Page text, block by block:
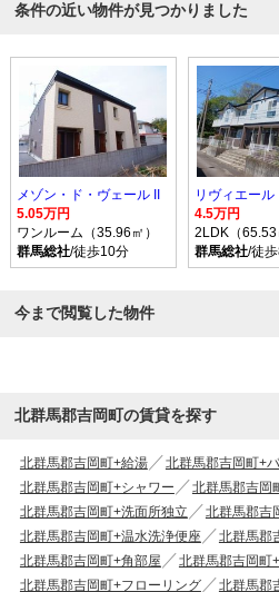
条件の近い物件が見つかりました
メゾン・ド・ヴェール II
5.05万円
ワンルーム（35.96㎡）
群馬総社/徒歩10分
リヴィエール
4.5万円
2LDK（65.53
群馬総社/徒
今まで閲覧した物件
北群馬郡吉岡町の賃貸を探す
北群馬郡吉岡町+給湯
北群馬郡吉岡町+
北群馬郡吉岡町+シャワー
北群馬郡吉岡
北群馬郡吉岡町+洗面所独立
北群馬郡吉
北群馬郡吉岡町+温水洗浄便座
北群馬郡
北群馬郡吉岡町+角部屋
北群馬郡吉岡町
北群馬郡吉岡町+フローリング
北群馬郡